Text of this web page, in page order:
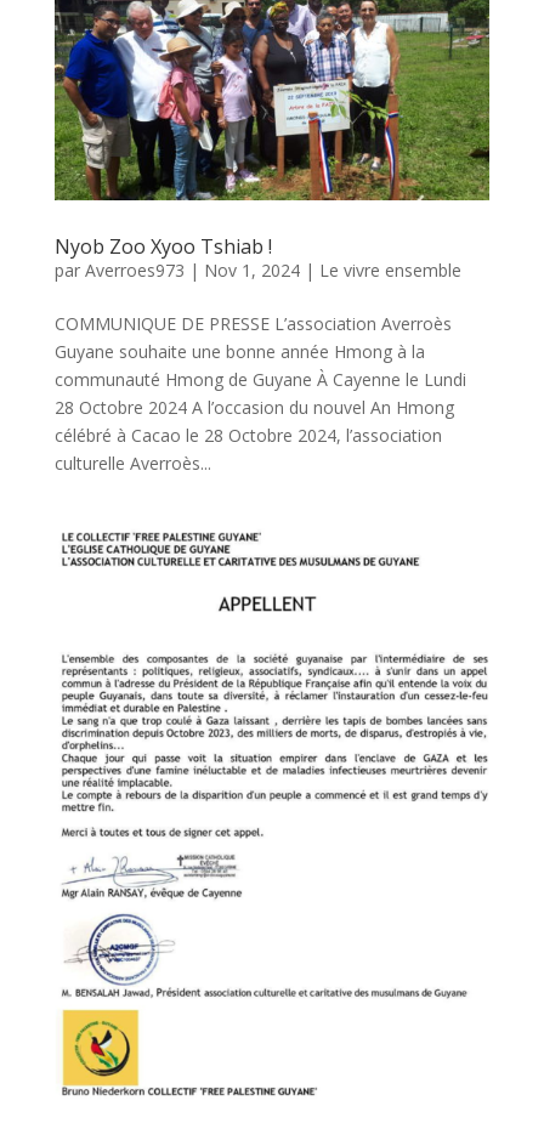
Nyob Zoo Xyoo Tshiab !
par Averroes973 | Nov 1, 2024| Le vivre ensemble
COMMUNIQUE DE PRESSE L’association Averroès
Guyane souhaite une bonne année Hmong à la
communauté Hmong de Guyane À Cayenne le Lundi
28 Octobre 2024 A l’occasion du nouvel An Hmong
célébré à Cacao le 28 Octobre 2024, l’association
culturelle Averroès...